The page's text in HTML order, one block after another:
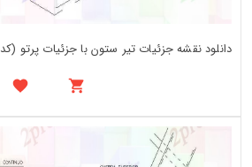
دانلود نقشه جزئیات تیر ستون با جزئیات پرتو (کد54545)